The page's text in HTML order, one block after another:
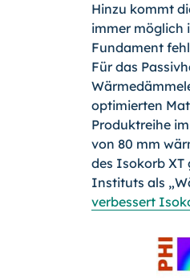
Hinzu kommt
immer möglich
Fundament
Für das
optimierten
Produktreihe
von 80 mm
des Isokorb XT
Instituts als
verbessert